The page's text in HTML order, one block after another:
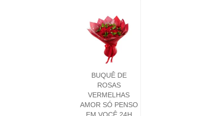
BUQUÊ DE
ROSAS
VERMELHAS
AMOR SÓ PENSO